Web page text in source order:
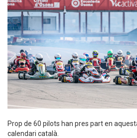
Prop de 60 pilots han pres part en
calendari català.